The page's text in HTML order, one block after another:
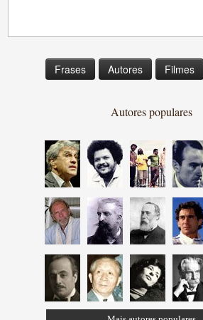
Frases Autores Filmes
Autores populares